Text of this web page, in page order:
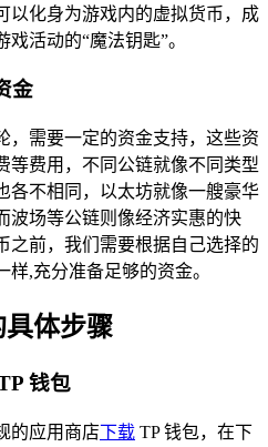
以化身为游戏内的虚拟货币，成
活动的“魔法钥匙”。
金
，需要一定的资金支持，这些资
等费用，不同公链就像不同类型
各不相同，以太坊就像一艘豪华
波场等公链则像经济实惠的快
之前，我们需要根据自己选择的
,充分准备足够的资金。
体步骤
钱包
的应用商店下载 TP 钱包，在下